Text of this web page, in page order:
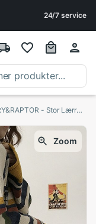
24/7 service
Sortternet Skuldertaske Kvinder MARY&RAPTOR - Stor Lærredstaske Vintage Åben
Zoom